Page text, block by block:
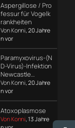
Aspergillose / Pro
fessur für Vogelk
rankheiten
Von Konni, 20 Jahre
n vor
Paramyxovirus-(N
D-Virus)-Infektion
Newcastle…
Von Konni, 20 Jahre
n vor
Atoxoplasmose
Von Konni, 13 Jahre